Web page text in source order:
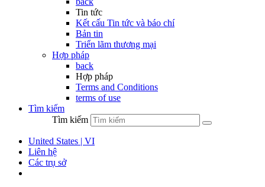
Tin tức
Kết cấu Tin tức và báo chí
Bản tin
Triển lãm thương mại
Hợp pháp
back
Hợp pháp
Terms and Conditions
terms of use
Tìm kiếm
Tìm kiếm
United States | VI
Liên hệ
Các trụ sở